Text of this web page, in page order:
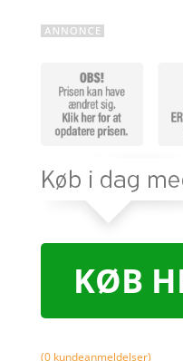
KØB
(0kundeanmeldelser)